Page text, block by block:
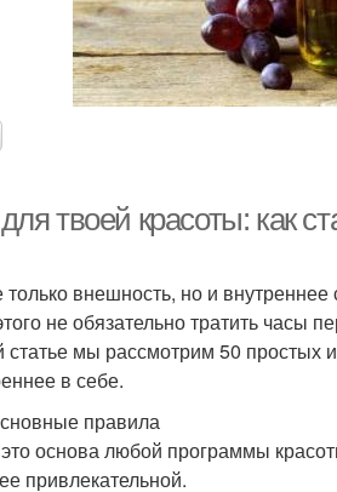
твоей красоты: как
только внешность, но и
не обязательно тратить часы
статье мы рассмотрим 50
в себе.
правила
основа любой программы
привлекательной.